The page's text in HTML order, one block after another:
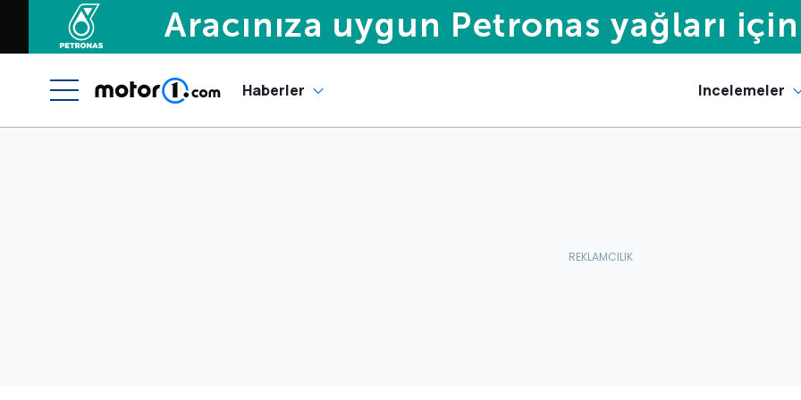
Haberler Incelemeler